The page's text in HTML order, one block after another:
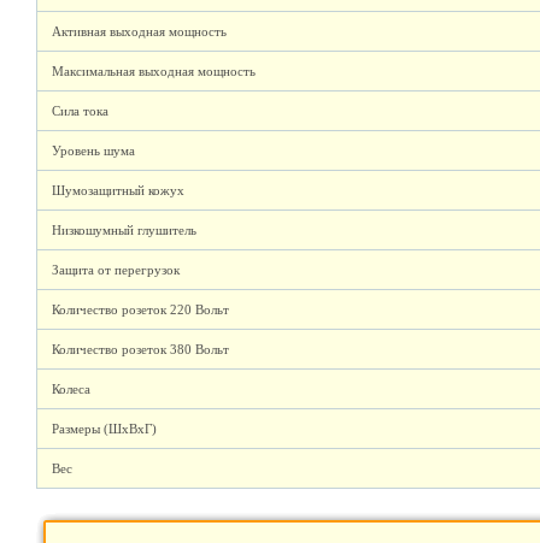
Активная выходная мощность
Максимальная выходная мощность
Сила тока
Уровень шума
Шумозащитный кожух
Низкошумный глушитель
Защита от перегрузок
Количество розеток 220 Вольт
Количество розеток 380 Вольт
Колеса
Размеры (ШхВхГ)
Вес